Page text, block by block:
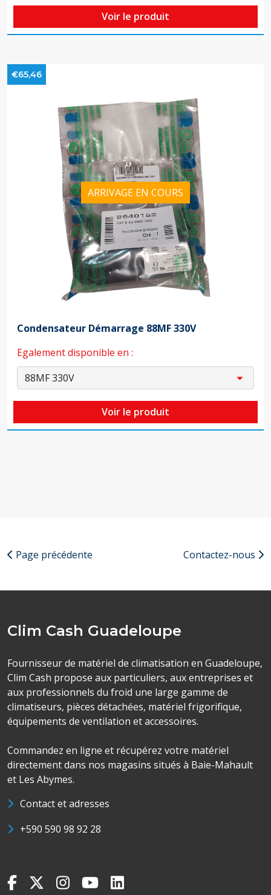
Voir le produit
ARRIVAGE EN COURS
€65,46
Condensateur Démarrage 88MF 330V
Egalement disponible en :
Voir le produit
Page précédente Contactez-nous
Clim Cash Guadeloupe
Fournisseur de matériel de climatisation en Guadeloupe,
Clim Cash propose aux particuliers, aux entreprises et
aux professionnels du froid une large gamme de
climatiseurs, pièces détachées, matériel frigorifique,
équipements de ventilation et accessoires.
Commandez en ligne et récupérez votre matériel
directement dans nos magasins situés à Baie-Mahault
et Les Abymes.
Contact et adresses
+590 590 98 92 28